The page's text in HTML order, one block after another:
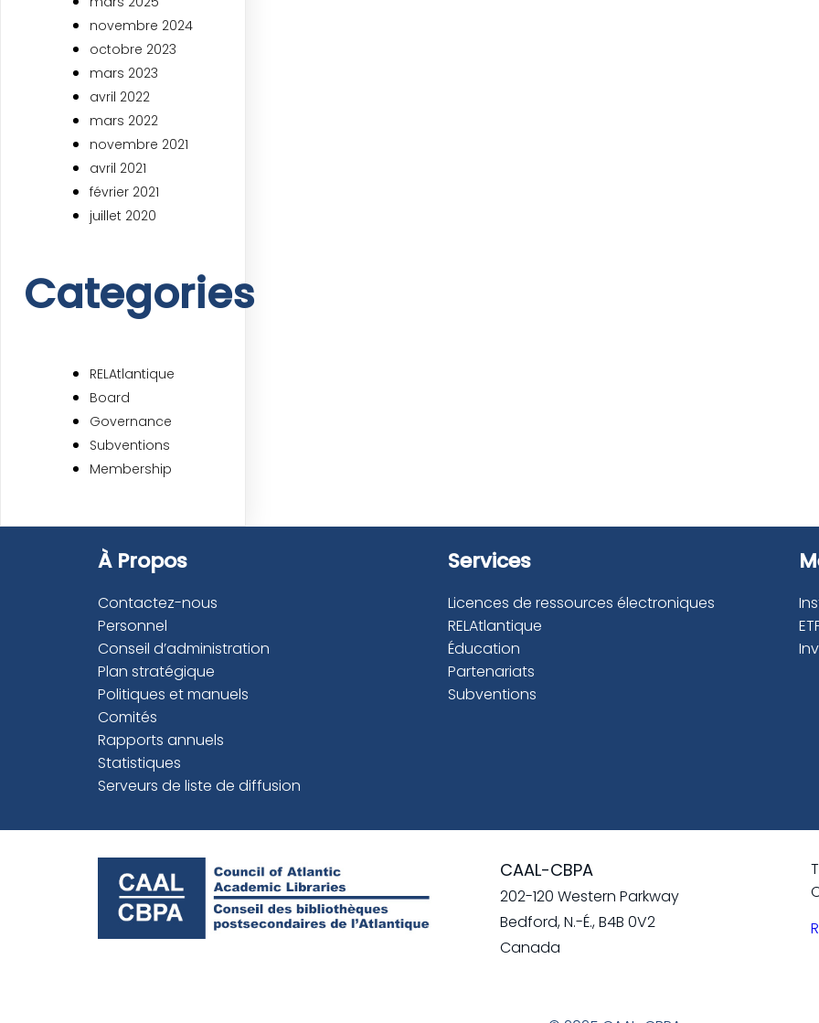
novembre 2024
octobre 2023
mars 2023
avril 2022
mars 2022
novembre 2021
avril 2021
février 2021
juillet 2020
Categories
RELAtlantique
Board
Governance
Subventions
Membership
À Propos
Contactez-nous
Personnel
Conseil d’administration
Plan stratégique
Politiques et manuels
Comités
Rapports annuels
Statistiques
Serveurs de liste de diffusion
Services
Licences de ressources électroniques
RELAtlantique
Éducation
Partenariats
Subventions
CAAL-CBPA
202-120 Western Parkway
Bedford, N.-É., B4B 0V2
Canada